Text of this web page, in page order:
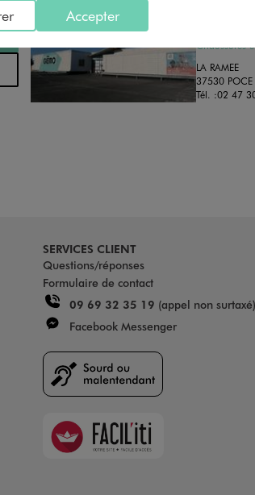
GEMO
Chaussures
LA RAMEE
37530 POCE
Tél. :02 47
SERVICES CLIENT
Questions/réponses
Formulaire de contact
09 69 32 35 19 (appel non surtaxé)
Facebook Messenger
Faciliti
Accepter